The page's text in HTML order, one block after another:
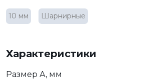
10 мм Шарнирные
Характеристики
Размер А, мм